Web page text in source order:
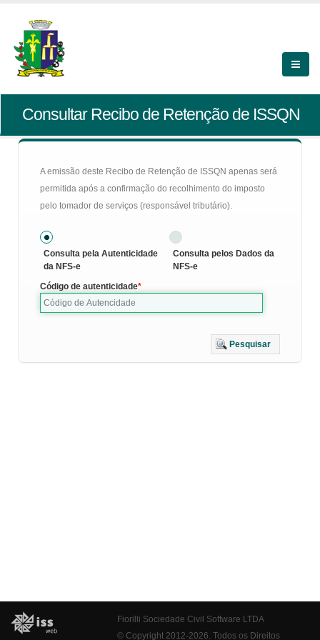
Consultar Recibo de Retenção de ISSQN
A emissão deste Recibo de Retenção de ISSQN apenas será
permitida após a confirmação do recolhimento do imposto
pelo tomador de serviços (responsável tributário).
Consulta pela Autenticidade
da NFS-e
Consulta pelos Dados da
NFS-e
Código de autenticidade
Pesquisar
Fiorilli Sociedade Civil Software LTDA
© Copyright 2012-2026. Todos os Direitos